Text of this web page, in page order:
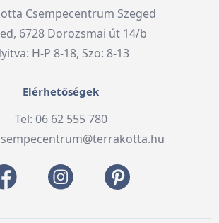
Csempecentrum Szeged
6728 Dorozsmai út 14/b
H-P 8-18, Szo: 8-13
Elérhetőségek
Tel: 06 62 555 780